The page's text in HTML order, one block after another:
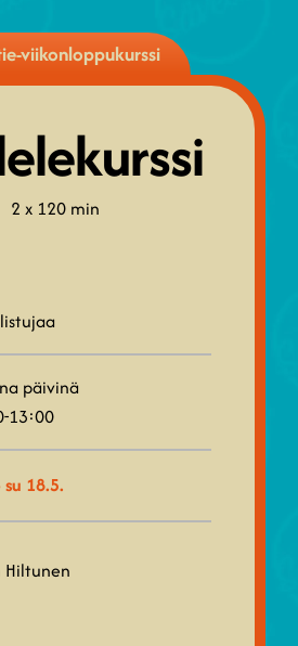
viikonloppukurssi
2 x 120 min
päivinä
13:00
18.5.
Hiltunen